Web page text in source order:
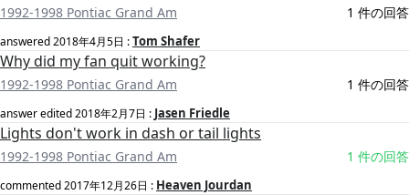
1992-1998 Pontiac Grand Am 1 件の回答
answered2018年4月5日 :Tom Shafer
Why did my fan quit working?
1992-1998 Pontiac Grand Am 1 件の回答
answer edited2018年2月7日 : Jasen Friedle
Lights don't work in dash or tail lights
1992-1998 Pontiac Grand Am 1 件の回答
commented2017年12月26日 : Heaven Jourdan